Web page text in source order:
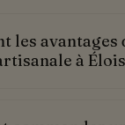
les avantages
à